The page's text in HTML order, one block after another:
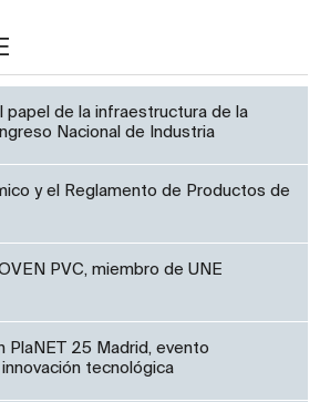
papel de la infraestructura de la
Nacional de Industria
y el Reglamento de Productos de
PVC, miembro de UNE
PlaNET 25 Madrid, evento
tecnológica